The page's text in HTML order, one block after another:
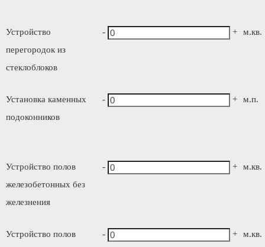
Устройство
перегородок из
стеклоблоков
- + м.кв.
Установка каменных
подоконников
- + м.п.
Устройство полов
железобетонных без
железнения
- + м.кв.
Устройство полов - + м.кв.